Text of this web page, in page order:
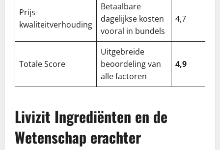
Prijs-
kwaliteitverhouding
Betaalbare
dagelijkse kosten
vooral in bundels
4,7
Totale Score
Uitgebreide
beoordeling van
alle factoren
4,9
Livizit Ingrediënten en de
Wetenschap erachter